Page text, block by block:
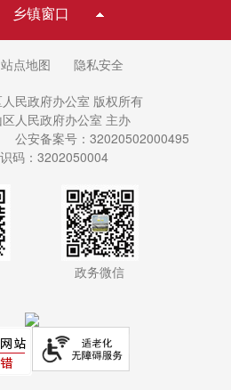
乡镇窗口
站点地图 隐私安全
民政府办公室 版权所有
人民政府办公室 主办
公安备案号：32020502000495
码：3202050004
政务微信